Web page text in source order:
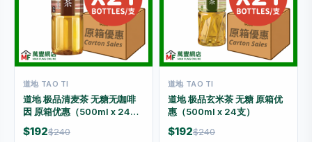
道地 TAO TI
道地 极品清麦茶 无糖无咖啡
因 原箱优惠（500ml x 24
支）
$192$240
道地 TAO TI
道地 极品玄米茶 无糖 原箱优
惠（500ml x 24支）
$192$240